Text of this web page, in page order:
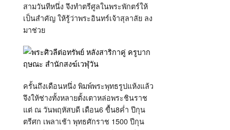
สามวันทีหนึ่ง จึงทำตรีศูลในพระพักตร์ให้
เป็นสำคัญ ให้รู้ว่าพระอินทร์เจ้าสุลาลัย ลง
มาช่วย
ครั้นถึงเดือนหนึ่ง พิมพ์พระพุทธรูปแห้งแล้ว
จึงให้ช่างทั้งหลายตั้งเตาหล่อพระชินราช
แต่ ณ วันพฤหัสบดี เดือน6 ขื้น8ค่ำ ปีกุน
ตรีศก เพลาเช้า พุทธศักราช 1500 ปีกุน